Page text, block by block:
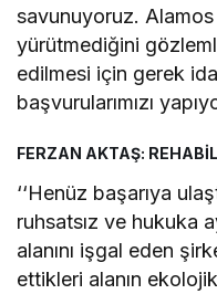
savunuyoruz.
yürütmediğini
edilmesi için gerek
başvurularımızı
FERZAN AKTAŞ:
‘‘Henüz başarıya
ruhsatsız ve hukuka
alanını işgal eden
ettikleri alanın